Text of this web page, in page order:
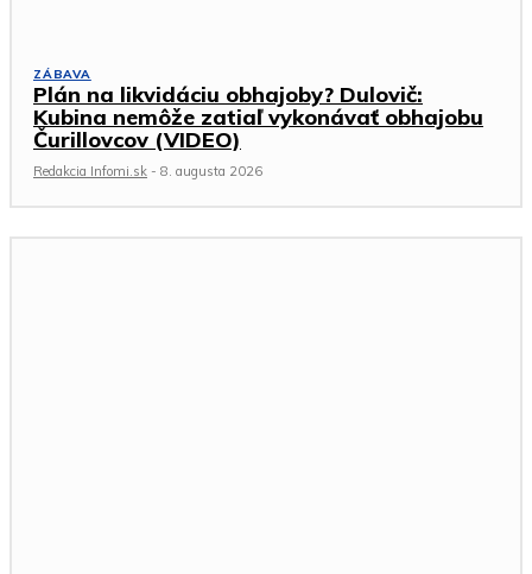
ZÁBAVA
Plán na likvidáciu obhajoby? Dulovič:
Kubina nemôže zatiaľ vykonávať obhajobu
Čurillovcov (VIDEO)
Redakcia Infomi.sk - 8. augusta 2026